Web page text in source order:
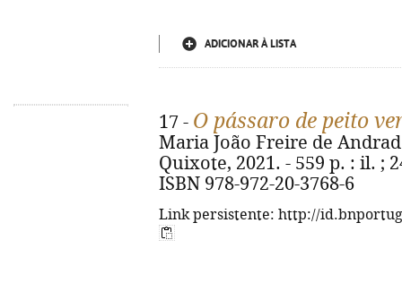
ADICIONAR À LISTA
17 - O pássaro de peito
Maria João Freire de
Quixote, 2021. - 559 p. : il. ;
ISBN 978-972-20-3768-6
Link persistente: http://